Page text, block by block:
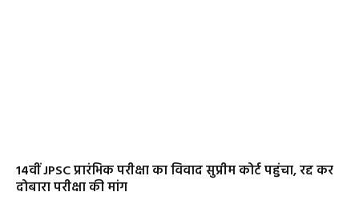
14वीं JPSC प्रारंभिक परीक्षा का विवाद सुप्रीम कोर्ट पहुंचा, रद्द कर
दोबारा परीक्षा की मांग